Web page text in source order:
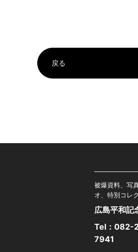
戻る
被爆資料、写
オ、特別コレ
広島平和記
Tel： 082-
7941